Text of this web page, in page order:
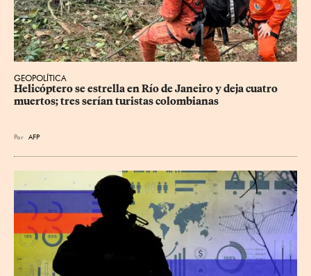
GEOPOLÍTICA
Helicóptero se estrella en Río de Janeiro y deja cuatro
muertos; tres serían turistas colombianas
Por AFP